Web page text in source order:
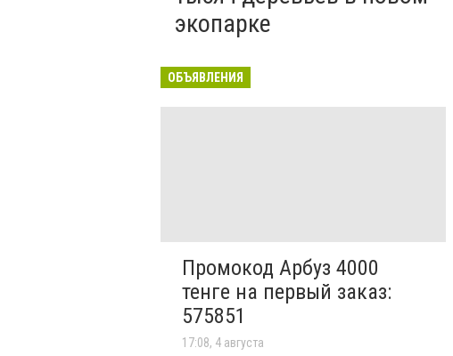
экопарке
ОБЪЯВЛЕНИЯ
Промокод Арбуз 4000
тенге на первый заказ:
575851
17:08, 4 августа